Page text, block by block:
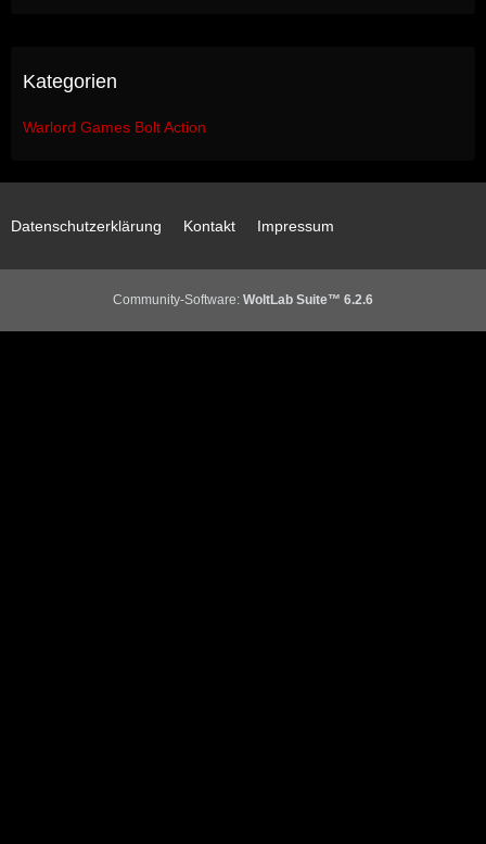
Kategorien
Warlord Games Bolt Action
Datenschutzerklärung Kontakt Impressum
Community-Software: WoltLab Suite™ 6.2.6